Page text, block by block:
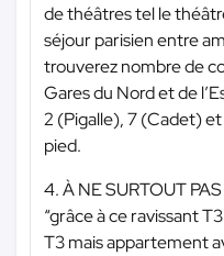
de théâtres tel le
séjour parisien entre
trouverez nombre de
Gares du Nord et de
2 (Pigalle), 7 (Cadet)
pied.
4. À NE SURTOUT PAS
“grâce à ce ravissant
T3 mais appartement